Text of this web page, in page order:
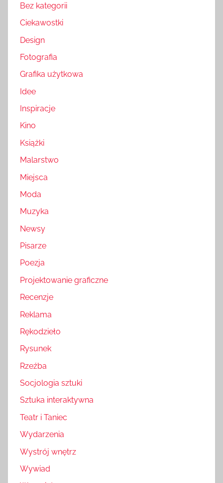
Bez kategorii
Ciekawostki
Design
Fotografia
Grafika użytkowa
Idee
Inspiracje
Kino
Książki
Malarstwo
Miejsca
Moda
Muzyka
Newsy
Pisarze
Poezja
Projektowanie graficzne
Recenzje
Reklama
Rękodzieło
Rysunek
Rzeźba
Socjologia sztuki
Sztuka interaktywna
Teatr i Taniec
Wydarzenia
Wystrój wnętrz
Wywiad